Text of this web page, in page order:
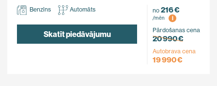
Benzīns Automāts
Skatīt piedāvājumu
no 216 €
/mēn
i
Pārdošanas cena
20 990 €
Autobrava cena
19 990 €